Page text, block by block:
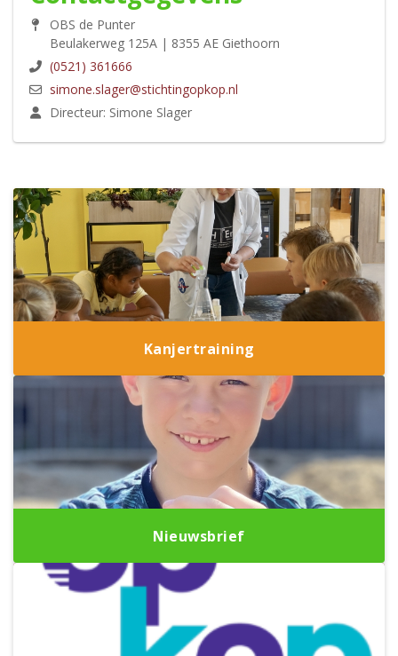
OBS de Punter
Beulakerweg 125A | 8355 AE Giethoorn
(0521) 361666
simone.slager@stichtingopkop.nl
Directeur: Simone Slager
Kanjertraining
Nieuwsbrief